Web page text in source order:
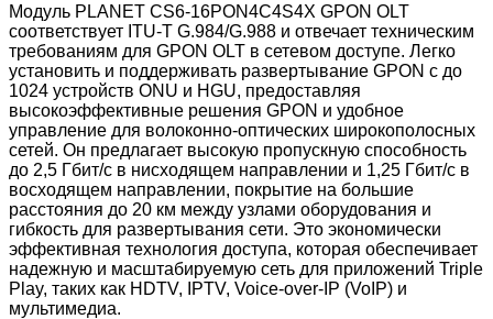
Модуль PLANET CS6-16PON4C4S4X GPON OLT
соответствует ITU-T G.984/G.988 и отвечает техническим
требованиям для GPON OLT в сетевом доступе. Легко
установить и поддерживать развертывание GPON с до
1024 устройств ONU и HGU, предоставляя
высокоэффективные решения GPON и удобное
управление для волоконно-оптических широкополосных
сетей. Он предлагает высокую пропускную способность
до 2,5 Гбит/с в нисходящем направлении и 1,25 Гбит/с в
восходящем направлении, покрытие на большие
расстояния до 20 км между узлами оборудования и
гибкость для развертывания сети. Это экономически
эффективная технология доступа, которая обеспечивает
надежную и масштабируемую сеть для приложений Triple
Play, таких как HDTV, IPTV, Voice-over-IP (VoIP) и
мультимедиа.